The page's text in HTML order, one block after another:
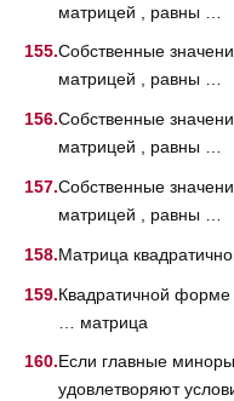
матрицей , равны …
Собственные
матрицей , равны …
Собственные
матрицей , равны …
Собственные
матрицей , равны …
Матрица
Квадратичной форме
… матрица
Если главные
удовлетворяют